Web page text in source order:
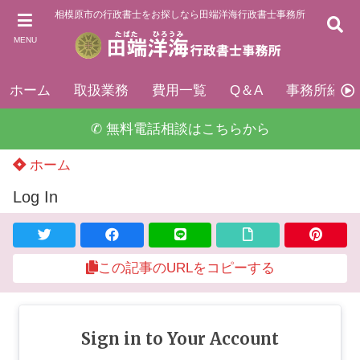
MENU
相模原市の行政書士をお探しなら田端洋海行政書士事務所
ホーム 取扱業務 費用一覧 Q＆A 事務所紹介
✆ 無料電話相談はこちらから
ホーム
Log In
この記事のURLをコピーする
Sign in to Your Account